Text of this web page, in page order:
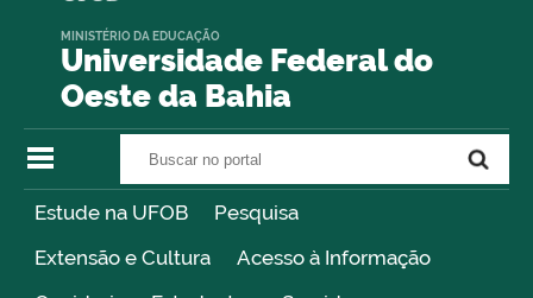
Universidade Federal do
Oeste da Bahia
MINISTÉRIO DA EDUCAÇÃO
Estude na UFOB
Pesquisa
Extensão e Cultura
Acesso à Informação